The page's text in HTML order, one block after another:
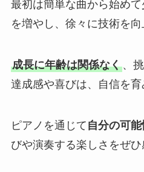
最初は簡単な曲から始め
を増やし、徐々に技術を向
成長に年齢は関係なく、
達成感や喜びは、自信を育
ピアノを通じて 自分の可
びや演奏する楽しさをぜひ